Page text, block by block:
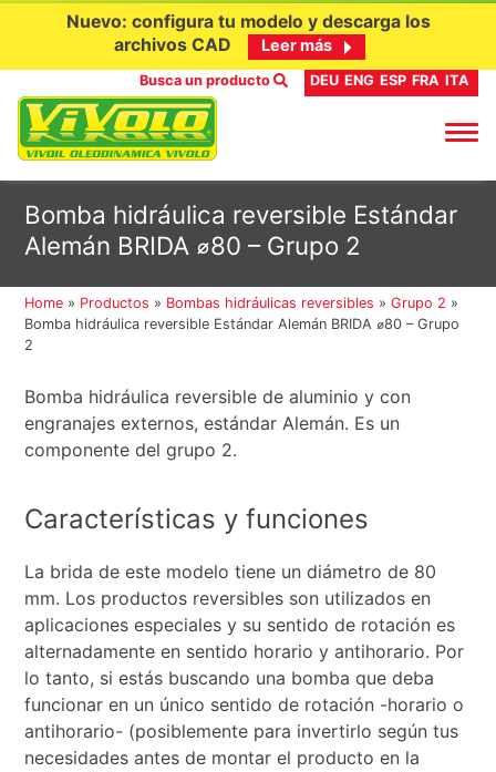
contenido
Nuevo: configura tu modelo y descarga los
archivos CAD
Leer más
Busca un producto DEU ENG ESP FRA ITA
Bomba hidráulica reversible Estándar
Alemán BRIDA ⌀80 – Grupo 2
Home » Productos » Bombas hidráulicas reversibles »Grupo 2 »
Bomba hidráulica reversible Estándar Alemán BRIDA ⌀80 – Grupo
2
Bomba hidráulica reversible de aluminio y con
engranajes externos, estándar Alemán. Es un
componente del grupo 2.
Características y funciones
La brida de este modelo tiene un diámetro de 80
mm. Los productos reversibles son utilizados en
aplicaciones especiales y su sentido de rotación es
alternadamente en sentido horario y antihorario. Por
lo tanto, si estás buscando una bomba que deba
funcionar en un único sentido de rotación -horario o
antihorario- (posiblemente para invertirlo según tus
necesidades antes de montar el producto en la